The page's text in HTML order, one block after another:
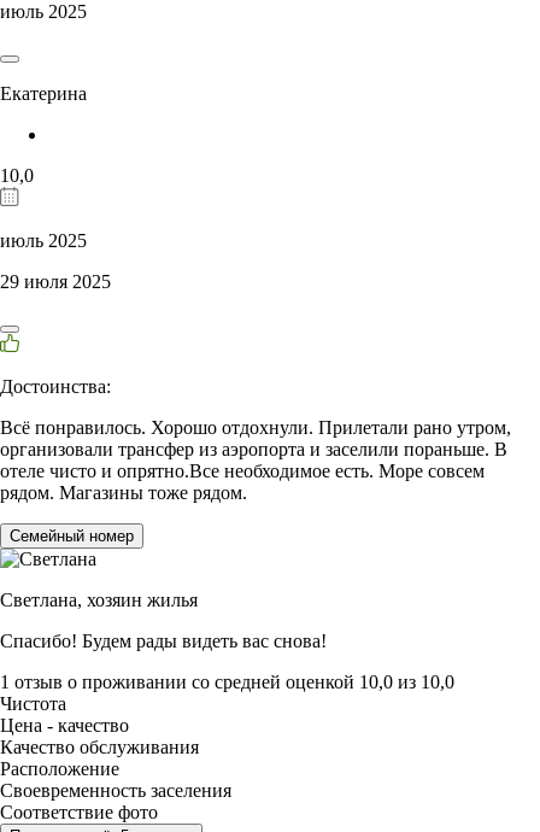
июль 2025
Екатерина
10,0
июль 2025
29 июля 2025
Достоинства:
Всё понравилось. Хорошо отдохнули. Прилетали рано утром,
организовали трансфер из аэропорта и заселили пораньше. В
отеле чисто и опрятно.Все необходимое есть. Море совсем
рядом. Магазины тоже рядом.
Семейный номер
Светлана, хозяин жилья
Спасибо! Будем рады видеть вас снова!
1 отзыв о проживании со средней оценкой 10,0 из 10,0
Чистота
Цена - качество
Качество обслуживания
Расположение
Своевременность заселения
Соответствие фото